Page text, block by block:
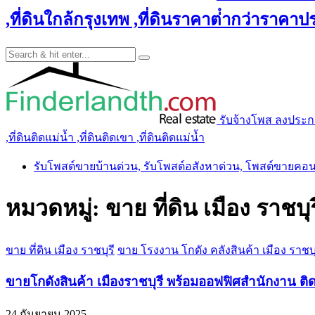
,ที่ดินใกล้กรุงเทพ ,ที่ดินราคาต่ํากว่าราค
รับจ้างโพส ลงประ
,ที่ดินติดแม่น้ำ ,ที่ดินติดเขา ,ที่ดินติดแม่น้ำ
รับโพสต์ขายบ้านด่วน, รับโพสต์อสังหาด่วน, โพสต์ขายคอ
หมวดหมู่: ขาย ที่ดิน เมือง ราชบุ
ขาย ที่ดิน เมือง ราชบุรี ขาย โรงงาน โกดัง คลังสินค้า เมือง ราช
ขายโกดังสินค้า เมืองราชบุรี พร้อมออฟฟิศสำนักงาน ติ